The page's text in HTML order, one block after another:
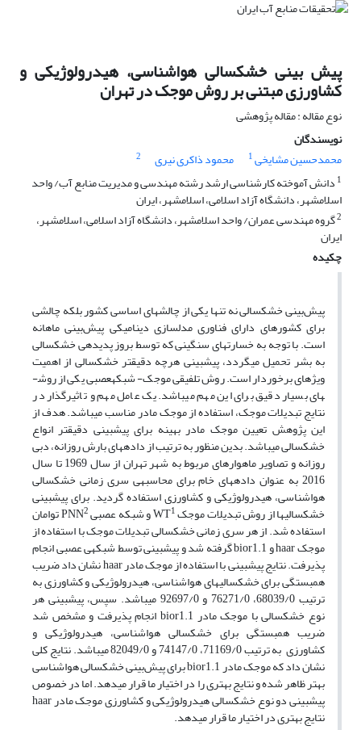
پیش بینی خشکسالی هواشناسی، هیدرولوژیکی و
کشاورزی مبتنی بر روش موجک در تهران
نوع مقاله : مقاله پژوهشی
نویسندگان
محمدحسین مشایخی1 محمود ذاکری نیری
2
1 دانش آموخته کارشناسی ارشد رشته مهندسی و مدیریت منابع آب/ واحد
اسلامشهر، دانشگاه آزاد اسلامی، اسلامشهر، ایران
2گروه مهندسی عمران/ واحد اسلامشهر، دانشگاه آزاد اسلامی، اسلامشهر،
ایران
چکیده
پیش‌بینی خشکسالی نه تنها یکی از چالش­های اساسی کشور بلکه چالشی
برای کشورهای دارای فناوری مدلسازی دینامیکی پیش‌بینی ماهانه
است. با توجه به خسارت­های سنگینی که توسط بروز پدیده­ی خشکسالی
به بشر تحمیل می­گردد، پیش­بینی هرچه دقیق­تر خشکسالی از اهمیت
ویژه­ای برخوردار است. روش تلفیقی موجک- شبکه­عصبی یکی از روش­
های بسیار دقیق برای این مهم می­باشد. یک عامل مهم و تاثیر­گذار در
نتایج تبدیلات موجک، استفاده از موجک مادر مناسب می­باشد. هدف از
این پژوهش تعیین موجک مادر بهینه برای پیش­بینی دقیق­تر انواع
خشکسالی می­باشد. بدین منظور به ترتیب از داده­های بارش روزانه، دبی
روزانه و تصاویر ماهواره­ای مربوط به شهر تهران از سال 1969 تا سال
2016 به عنوان داده­های خام برای محاسبه­ی سری زمانی خشکسالی
هواشناسی، هیدرولوژیکی و کشاورزی استفاده گردید. برای پیش­بینی
خشکسالی­ها از روش تبدیلات موجک WT1 و شبکه عصبی PNN2 توامان
استفاده شد. از هر سری زمانی خشکسالی تبدیلات موجک با استفاده از
موجک haar و bior1.1 گرفته شد و پیش­بینی توسط شبکه­ی عصبی انجام
پذیرفت. نتایج پیش­بینی با استفاده از موجک مادر haar نشان داد ضریب
همبستگی برای خشکسالی­های هواشناسی، هیدرولوژیکی و کشاورزی به
ترتیب 68039/0، 76271/0 و 92697/0 می­باشد. سپس، پیش­بینی هر
نوع خشکسالی با موجک مادر bior1.1 انجام پذیرفت و مشخص شد
ضریب همبستگی برای خشکسالی هواشناسی، هیدرولوژیکی و
کشاورزی به ترتیب 71169/0، 74147/0 و 82049/0 می­باشد. نتایج کلی
نشان داد که موجک مادر bior1.1 برای پیش‌بینی خشکسالی هواشناسی
بهتر ظاهر شده و نتایج بهتری را در اختیار ما قرار می­دهد. اما در خصوص
پیش­بینی دو نوع خشکسالی هیدرولوژیکی و کشاورزی موجک مادر haar
نتایج بهتری در اختیار ما قرار می­دهد.